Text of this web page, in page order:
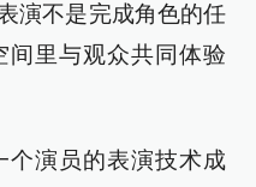
演不是完成角色的任
间里与观众共同体验
个演员的表演技术成